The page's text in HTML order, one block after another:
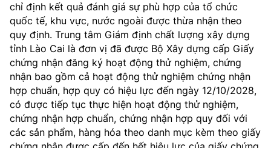
chỉ định kết quả đánh giá sự phù hợp của tổ chức
quốc tế, khu vực, nước ngoài được thừa nhận theo
quy định. Trung tâm Giám định chất lượng xây dựng
tỉnh Lào Cai là đơn vị đã được Bộ Xây dựng cấp Giấy
chứng nhận đăng ký hoạt động thử nghiệm, chứng
nhận bao gồm cả hoạt động thử nghiệm chứng nhận
hợp chuẩn, hợp quy có hiệu lực đến ngày 12/10/2028,
có được tiếp tục thực hiện hoạt động thử nghiệm,
chứng nhận hợp chuẩn, chứng nhận hợp quy đối với
các sản phẩm, hàng hóa theo danh mục kèm theo giấy